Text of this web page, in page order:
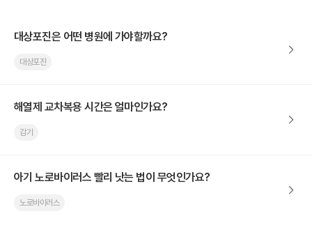
대상포진은 어떤 병원에 가야할까요?
대상포진
해열제 교차복용 시간은 얼마인가요?
감기
아기 노로바이러스 빨리 낫는 법이 무엇인가요?
노로바이러스